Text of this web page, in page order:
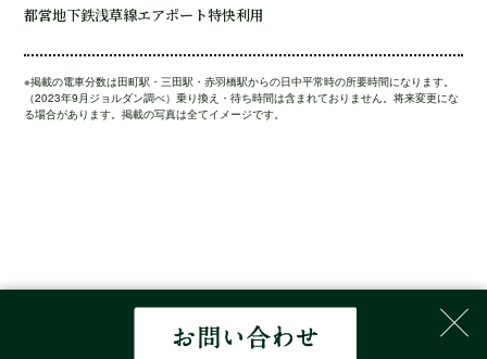
都営地下鉄浅草線エアポート特快利用
※掲載の電車分数は田町駅・三田駅・赤羽橋駅からの日中平常時の所要時間になります。
（2023年9月ジョルダン調べ）乗り換え・待ち時間は含まれておりません。将来変更にな
る場合があります。掲載の写真は全てイメージです。